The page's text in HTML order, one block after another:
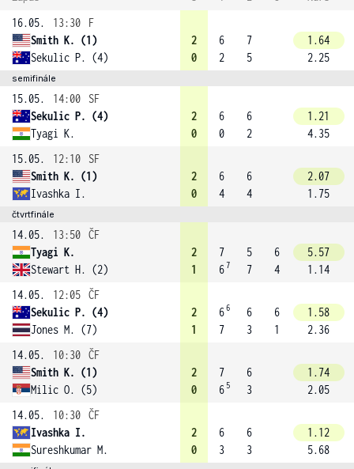
16.05.
13:30
F
Smith K. (1)
Sekulic P. (4)
2
0
6
2
7
5
1.64
2.25
semifinále
15.05. 14:00
SF
Sekulic P. (4)
Tyagi K.
2
0
6
0
6
2
1.21
4.35
15.05.
12:10
SF
Smith K. (1)
Ivashka I.
2
0
6
4
6
4
2.07
1.75
čtvrtfinále
14.05. 13:50 ČF
Tyagi K.
Stewart H. (2)
2
1
7
67
5
7
6
4
5.57
1.14
14.05.
12:05 ČF
Sekulic P. (4)
Jones M. (7)
2
1
66
7
6
3
6
1
1.58
2.36
14.05.
10:30 ČF
Smith K. (1)
Milic O. (5)
2
0
7
6 5
6
3
1.74
2.05
14.05.
10:30 ČF
Ivashka I.
Sureshkumar M.
2
0
6
3
6
3
1.12
5.68